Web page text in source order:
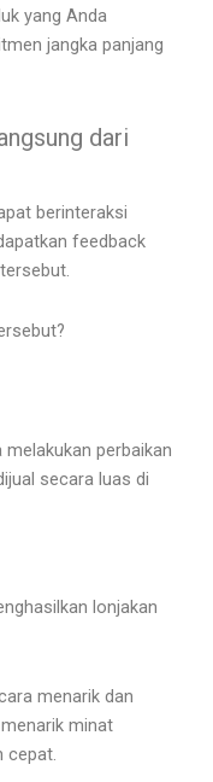
yang Anda
jangka panjang
dari
berinteraksi
feedback
perbaikan
secara luas di
lonjakan
menarik dan
minat
cepat.